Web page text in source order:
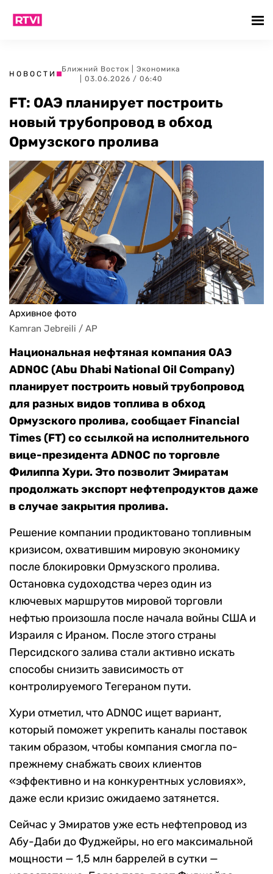
НОВОСТИ
Ближний Восток
Экономика
| 03.06.2026 / 06:40
FT: ОАЭ планирует построить
новый трубопровод в обход
Ормузского пролива
Архивное фото
Kamran Jebreili / AP
Национальная нефтяная компания ОАЭ
ADNOC (Abu Dhabi National Oil Company)
планирует построить новый трубопровод
для разных видов топлива в обход
Ормузского пролива, сообщает Financial
Times (FT) со ссылкой на исполнительного
вице-президента ADNOC по торговле
Филиппа Хури. Это позволит Эмиратам
продолжать экспорт нефтепродуктов даже
в случае закрытия пролива.
Решение компании продиктовано топливным
кризисом, охватившим мировую экономику
после блокировки Ормузского пролива.
Остановка судоходства через один из
ключевых маршрутов мировой торговли
нефтью произошла после начала войны США и
Израиля с Ираном. После этого страны
Персидского залива стали активно искать
способы снизить зависимость от
контролируемого Тегераном пути.
Хури отметил, что ADNOC ищет вариант,
который поможет укрепить каналы поставок
таким образом, чтобы компания смогла по-
прежнему снабжать своих клиентов
«эффективно и на конкурентных условиях»,
даже если кризис ожидаемо затянется.
Сейчас у Эмиратов уже есть нефтепровод из
Абу-Даби до Фуджейры, но его максимальной
мощности — 1,5 млн баррелей в сутки —